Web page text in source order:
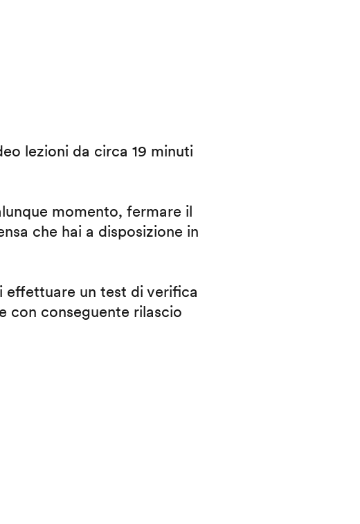
lezioni da circa 19 minuti
momento, fermare il
che hai a disposizione in
un test di verifica
con conseguente rilascio